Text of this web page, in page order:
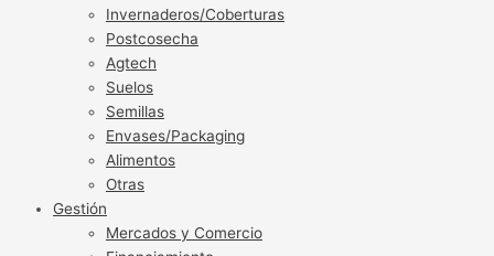
Invernaderos/Coberturas
Postcosecha
Agtech
Suelos
Semillas
Envases/Packaging
Alimentos
Otras
Gestión
Mercados y Comercio